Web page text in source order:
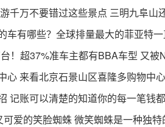
千万不要错过这些景点 三明九阜山
车有哪些？全球排量最大的菲亚特
！超37%准车主都有BBA车型 又被
心 来看北京石景山区喜隆多购物中
记账可以清楚的知道你的每一笔钱
可爱的笑脸蜘蛛 微笑蜘蛛是一种独